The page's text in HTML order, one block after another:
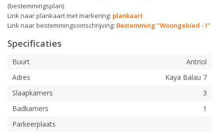
(bestemmingsplan)
Link naar plankaart met markering: plankaart
Link naar bestemmingsomschrijving: Bestemming "Woongebied - I"
Specificaties
Buurt
Antriol
Adres
Kaya Balau 7
Slaapkamers
3
Badkamers
1
Parkeerplaats